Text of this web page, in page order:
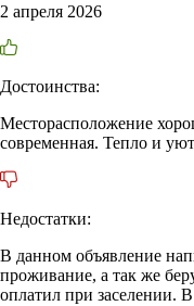
2 апреля 2026
Достоинства:
Месторасположение
современная. Тепло и
Недостатки:
В данном объявление
проживание, а так же
оплатил при заселении.